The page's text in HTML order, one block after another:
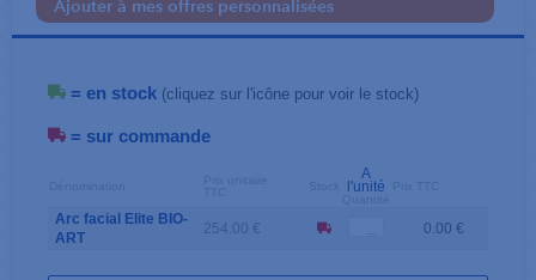
Ajouter à mes offres personnalisées
= en stock (cliquez sur l'icône pour voir le stock)
= sur commande
A
l'unité
Arc facial Elite BIO-
ART
254.00 € 0.00 €